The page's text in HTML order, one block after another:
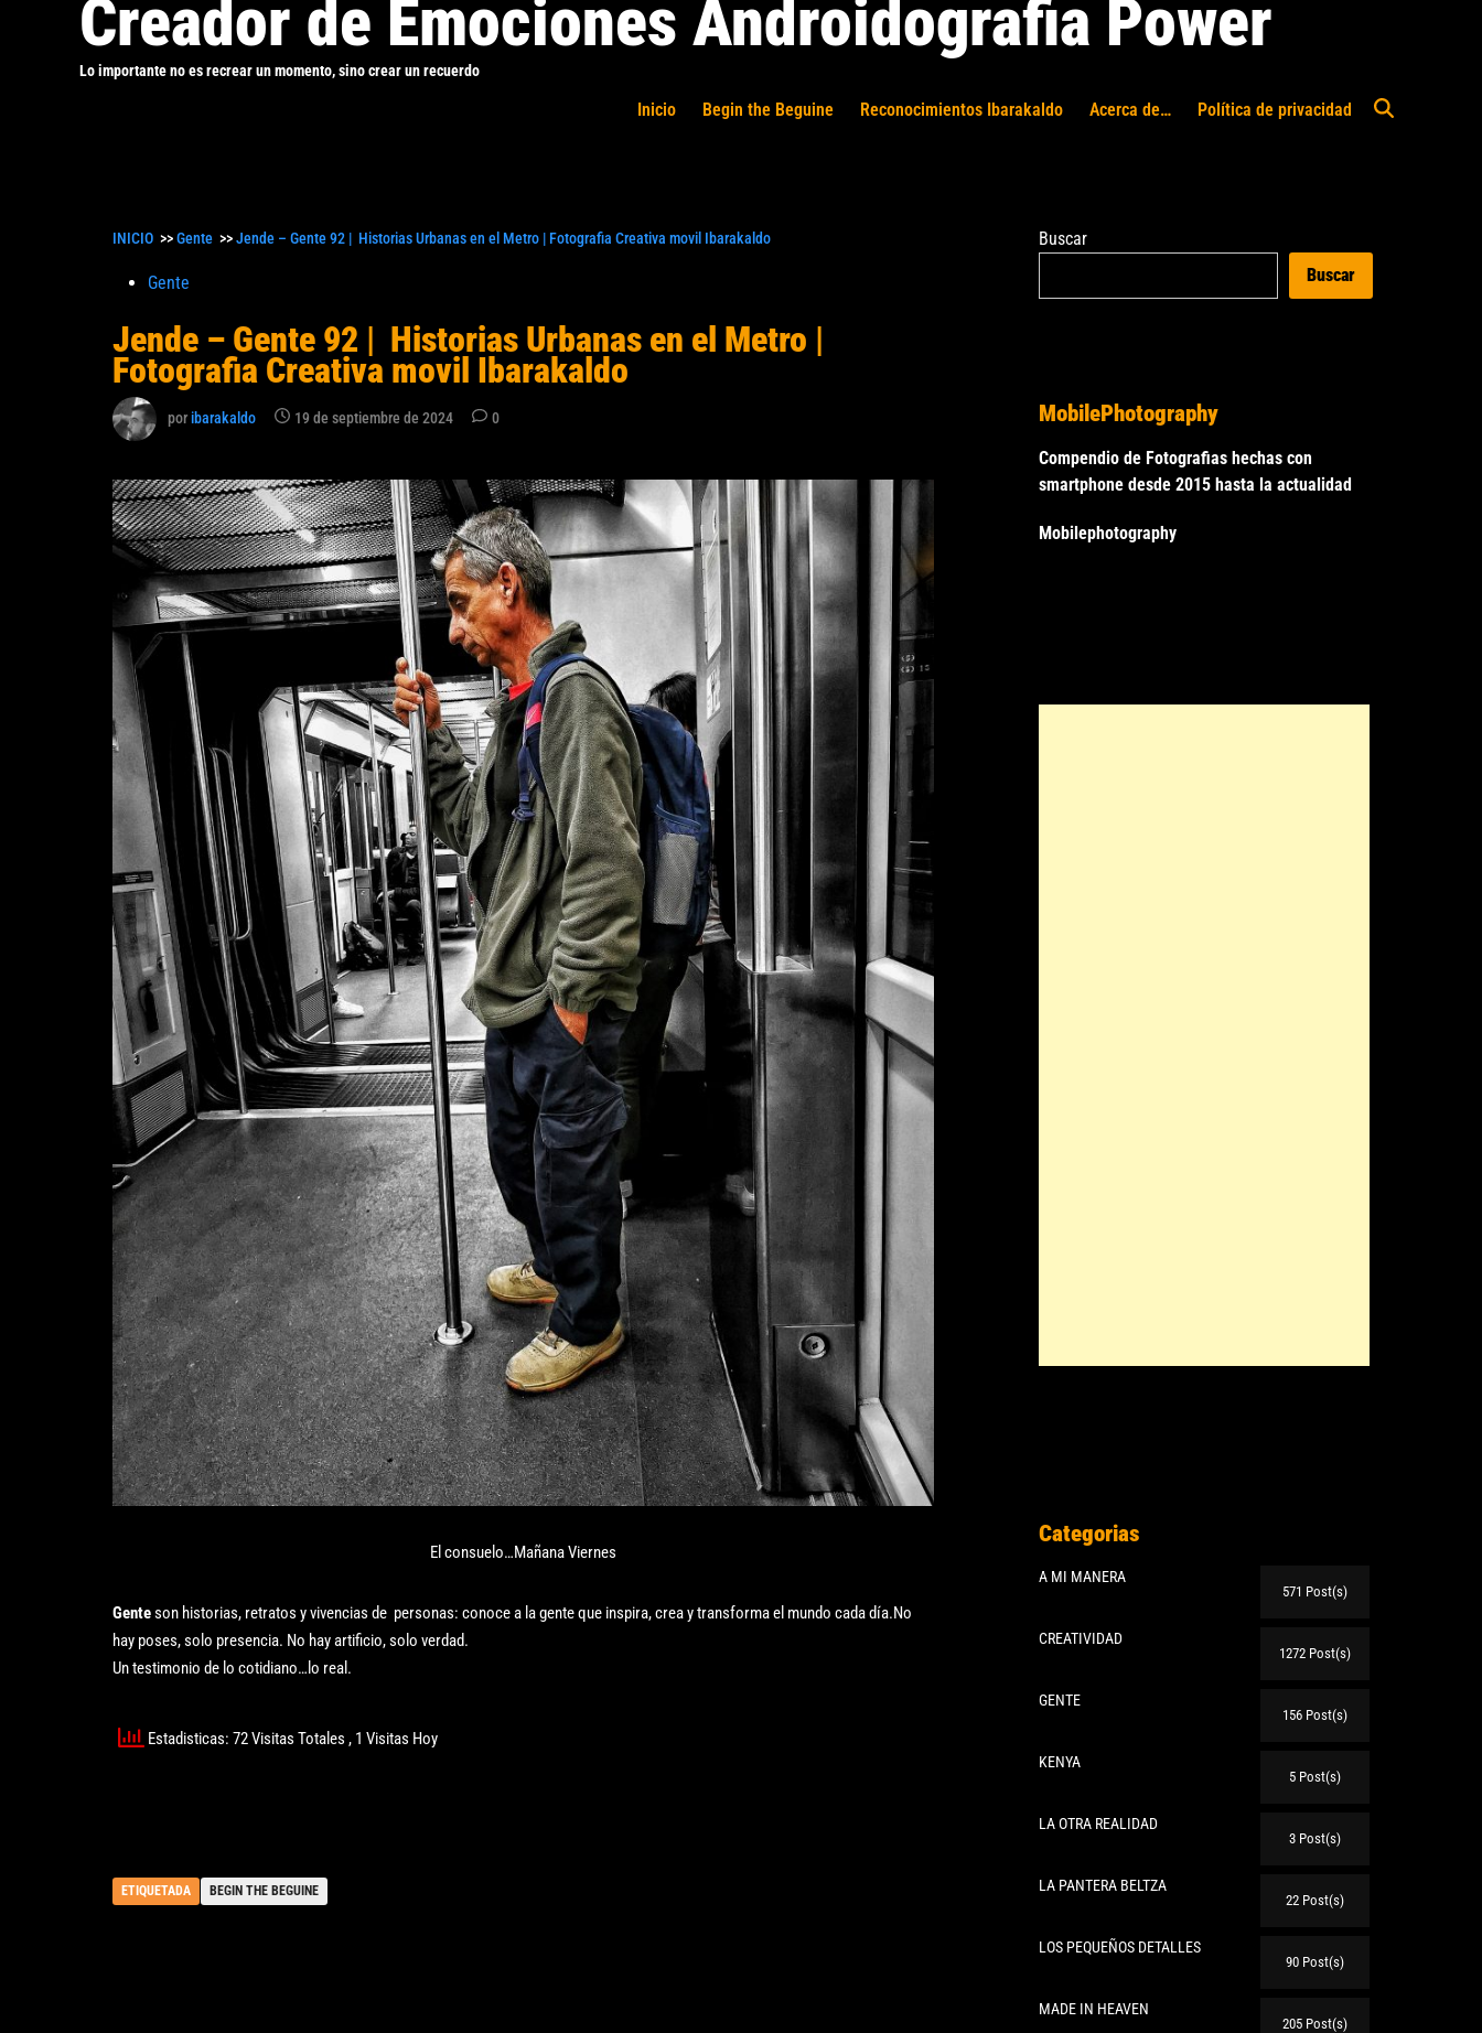
Creador de Emociones Androidografia Power
Lo importante no es recrear un momento, sino crear un recuerdo
Inicio Begin the Beguine Reconocimientos Ibarakaldo Acerca de… Política de privacidad
Abrir
INICIO >>Gente >>Jende – Gente 92 | Historias Urbanas en el Metro | Fotografia Creativa movil Ibarakaldo
Publicado
Gente
Jende – Gente 92 | Historias Urbanas en el Metro |
Fotografia Creativa movil Ibarakaldo
poribarakaldo 19 de septiembre de 2024 0
El consuelo…Mañana Viernes
Genteson historias, retratos y vivencias de personas: conoce a la gente que inspira, crea y transforma el mundo cada día.No
hay poses, solo presencia. No hay artificio, solo verdad.
Un testimonio de lo cotidiano…lo real.
Estadisticas: 72 Visitas Totales , 1 Visitas Hoy
ETIQUETADA BEGIN THE BEGUINE
Buscar
Buscar
MobilePhotography
Compendio de Fotografias hechas con
smartphone desde 2015 hasta la actualidad
Mobilephotography
Categorias
A MI MANERA
571 Post(s)
CREATIVIDAD
1272 Post(s)
GENTE
156 Post(s)
KENYA
5 Post(s)
LA OTRA REALIDAD
3 Post(s)
LA PANTERA BELTZA
22 Post(s)
LOS PEQUEÑOS DETALLES
90 Post(s)
MADE IN HEAVEN
205 Post(s)